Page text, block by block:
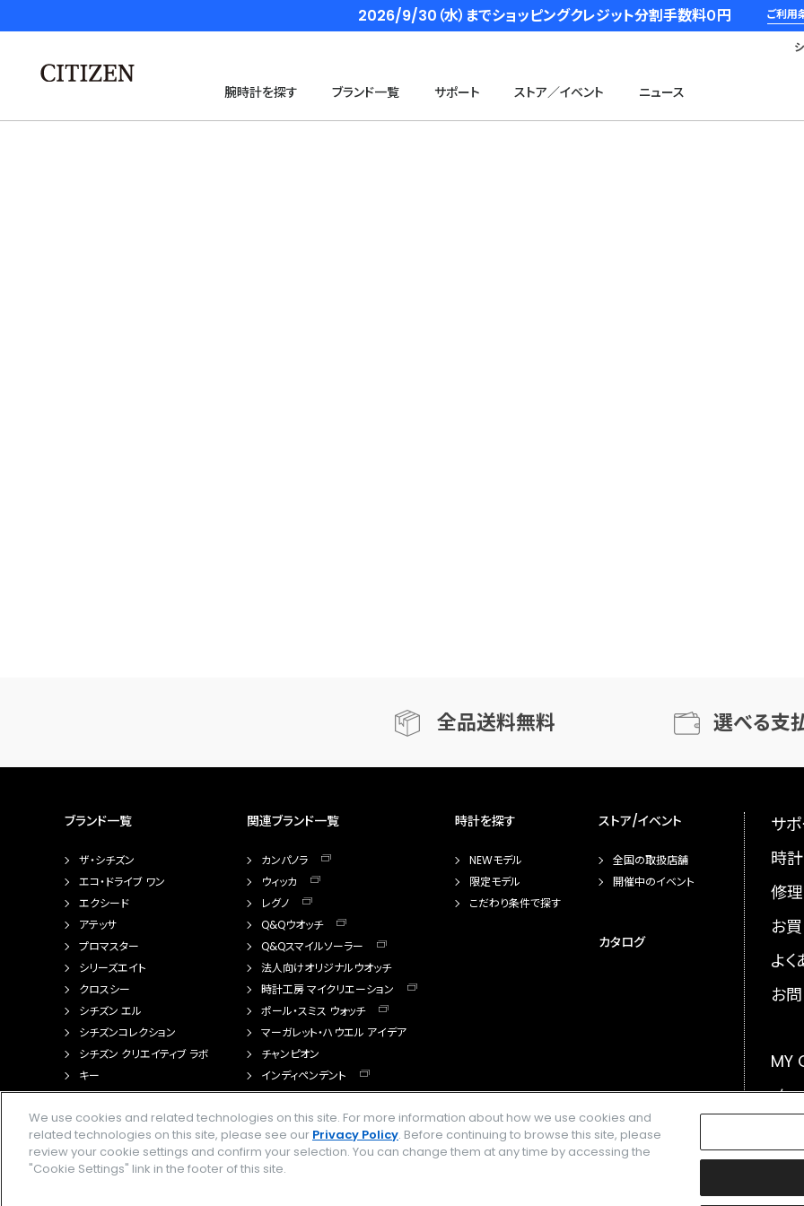
2026/9/30（水）までショッピングクレジット分割手数料０円 ご利用
腕時計を探す ブランド一覧 サポート ストア／イベント ニュース
全品送料無料 選べる支
ブランド一覧
ザ・シチズン
エコ・ドライブ ワン
エクシード
アテッサ
プロマスター
シリーズエイト
クロスシー
シチズン エル
シチズンコレクション
シチズン クリエイティブ ラボ
キー
FTS（カスタマイズ腕時計）
関連ブランド一覧
カンパノラ
ウィッカ
レグノ
Q&Qウオッチ
Q&Qスマイルソーラー
法人向けオリジナルウオッチ
時計工房 マイクリエーション
ポール・スミス ウォッチ
マーガレット・ハウエル アイデア
チャンピオン
インディペンデント
時計を探す
NEWモデル
限定モデル
こだわり条件で探す
ストア/イベント
全国の取扱店舗
開催中のイベント
カタログ
サ
時
修理
お
よ
お
MY
メ
We use cookies and related technologies on this site. For more information about how we use cookies and
related technologies on this site, please see our Privacy Policy. Before continuing to browse this site, please
review your cookie settings and confirm your selection. You can change them at any time by accessing the
"Cookie Settings" link in the footer of this site.